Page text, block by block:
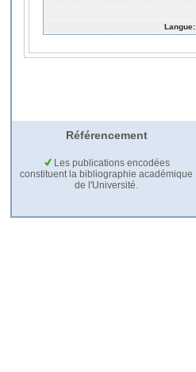
Langue:
Référencement
Les publications encodées
constituent la bibliographie académique
de l'Université.